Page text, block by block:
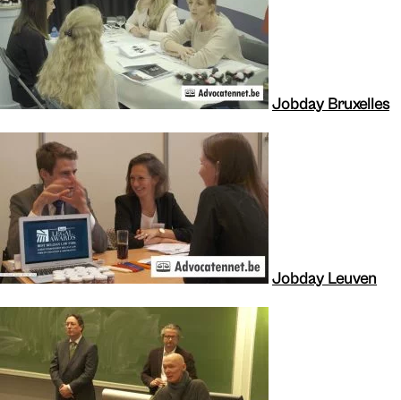
Jobday Bruxelles
Jobday Leuven